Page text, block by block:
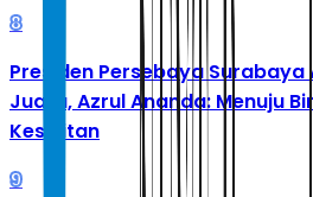
8
Presiden Persebaya Surabaya
Juara, Azrul Ananda: Menuju
Kesulitan
9